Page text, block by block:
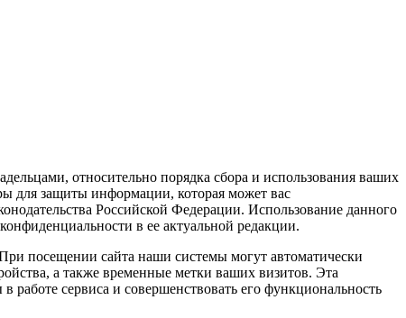
относительно порядка сбора и использования ваших
для защиты информации, которая может вас
Российской Федерации. Использование данного
в ее актуальной редакции.
посещении сайта наши системы могут автоматически
а также временные метки ваших визитов. Эта
сервиса и совершенствовать его функциональность